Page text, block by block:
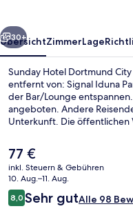
Weiter
30+
ÜbersichtZimmerLage
Sunday Hotel Dortmund
entfernt von: Signal Iduna
der Bar/Lounge
angeboten. Andere
Unterkunft. Die öffentlichen
nur wenige Schritte und zur
Minuten.
Der
aktuelle
Preis
beträgt
77 €.
77 €
inkl. Steuern & Gebühren
10. Aug.–11. Aug.
Bewertungen
8,08,0 von 10.
Sehr gutAlle 98